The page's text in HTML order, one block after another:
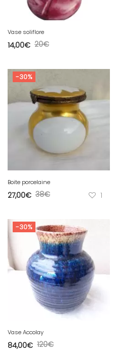
Vase soliflore
20€
14,00€
-30%
Boite porcelaine
38€
27,00€ 1
-30%
Vase Accolay
120€
84,00€